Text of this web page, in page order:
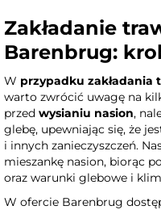
Zakładanie
Barenbrug:
W przypadku zakładania
warto zwrócić uwagę na
przed wysianiu nasion,
glebę, upewniając się, że
i innych zanieczyszczeń.
mieszankę nasion, biorąc
oraz warunki glebowe i
W ofercie Barenbrug